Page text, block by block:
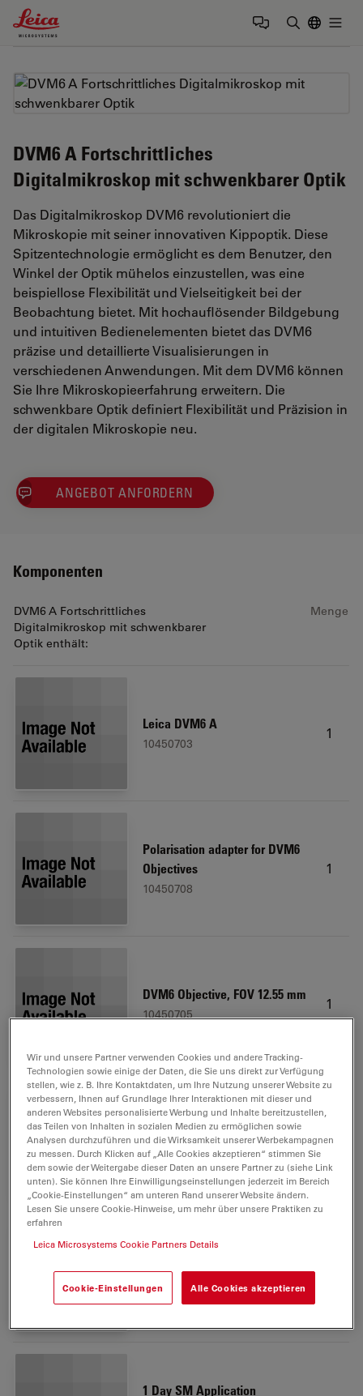
Leica Microsystems Logo
DVM6 A Fortschrittliches
Digitalmikroskop mit schwenkbarer Optik
Das Digitalmikroskop DVM6 revolutioniert die
Mikroskopie mit seiner innovativen Kippoptik. Diese
Spitzentechnologie ermöglicht es dem Benutzer, den
Winkel der Optik mühelos einzustellen, was eine
beispiellose Flexibilität und Vielseitigkeit bei der
Beobachtung bietet. Mit hochauflösender Bildgebung
und intuitiven Bedienelementen bietet das DVM6
präzise und detaillierte Visualisierungen in
verschiedenen Anwendungen. Mit dem DVM6 können
Sie Ihre Mikroskopieerfahrung erweitern. Die
schwenkbare Optik definiert Flexibilität und Präzision in
der digitalen Mikroskopie neu.
ANGEBOT ANFORDERN
Komponenten
DVM6 A Fortschrittliches
Digitalmikroskop mit schwenkbarer
Optik enthält:
Menge
Leica DVM6 A
10450703
1
Polarisation adapter for DVM6
Objectives
10450708
1
DVM6 Objective, FOV 12.55 mm
10450705
1
Dust cover (40 x 35 x 75 cm),
antistatic
10450287
1
DVM6
10450712
1 Day SM Application
Wir und unsere Partner verwenden Cookies und andere Tracking-
Technologien sowie einige der Daten, die Sie uns direkt zur Verfügung
stellen, wie z. B. Ihre Kontaktdaten, um Ihre Nutzung unserer Website zu
verbessern, Ihnen auf Grundlage Ihrer Interaktionen mit dieser und
anderen Websites personalisierte Werbung und Inhalte bereitzustellen,
das Teilen von Inhalten in sozialen Medien zu ermöglichen sowie
Analysen durchzuführen und die Wirksamkeit unserer Werbekampagnen
zu messen. Durch Klicken auf „Alle Cookies akzeptieren“ stimmen Sie
dem sowie der Weitergabe dieser Daten an unsere Partner zu (siehe Link
unten). Sie können Ihre Einwilligungseinstellungen jederzeit im Bereich
„Cookie-Einstellungen“ am unteren Rand unserer Website ändern.
Lesen Sie unsere Cookie-Hinweise, um mehr über unsere Praktiken zu
erfahren
Leica Microsystems Cookie Partners Details
Cookie-Einstellungen Alle Cookies akzeptieren